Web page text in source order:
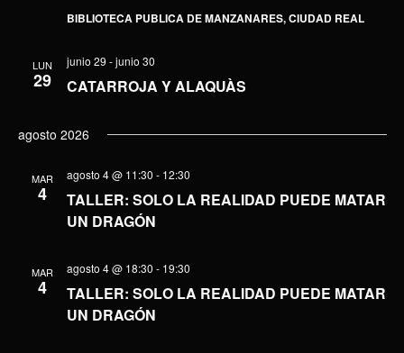
BIBLIOTECA PUBLICA DE MANZANARES, CIUDAD REAL
LUN
29 CATARROJA Y ALAQUÀS
junio 29 -junio 30
agosto 2026
MAR
4
TALLER: SOLO LA REALIDAD PUEDE MATAR
UN DRAGÓN
agosto 4 @ 11:30 - 12:30
MAR
4
TALLER: SOLO LA REALIDAD PUEDE MATAR
UN DRAGÓN
agosto 4 @ 18:30 - 19:30